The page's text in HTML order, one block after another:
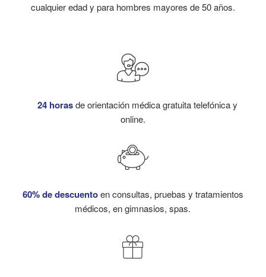
cualquier edad y para hombres mayores de 50 años.
24 horasde orientación médica gratuita telefónica y
online.
60% de descuentoen consultas, pruebas y tratamientos
médicos, en gimnasios, spas.